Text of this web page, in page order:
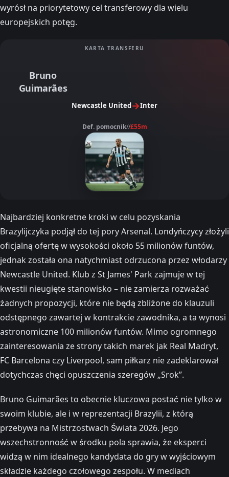
wyrósł na priorytetowy cel transferowy dla wielu
europejskich potęg.
KARTA TRANSFERU
Bruno
Guimarães
Newcastle United→Inter
Def. pomocnik//£55m
Najbardziej konkretne kroki w celu pozyskania
Brazylijczyka podjął do tej pory Arsenal. Londyńczycy złożyli
oficjalną ofertę w wysokości około 55 milionów funtów,
jednak została ona natychmiast odrzucona przez włodarzy
Newcastle United. Klub z St James' Park zajmuje w tej
kwestii nieugięte stanowisko – nie zamierza rozważać
żadnych propozycji, które nie będą zbliżone do klauzuli
odstępnego zawartej w kontrakcie zawodnika, a ta wynosi
astronomiczne 100 milionów funtów. Mimo ogromnego
zainteresowania ze strony takich marek jak Real Madryt,
FC Barcelona czy Liverpool, sam piłkarz nie zadeklarował
dotychczas chęci opuszczenia szeregów „Srok”.
Bruno Guimarães to obecnie kluczowa postać nie tylko w
swoim klubie, ale i w reprezentacji Brazylii, z którą
przebywa na Mistrzostwach Świata 2026. Jego
wszechstronność w środku pola sprawia, że eksperci
widzą w nim idealnego kandydata do gry w wyjściowym
składzie każdego czołowego zespołu. W mediach